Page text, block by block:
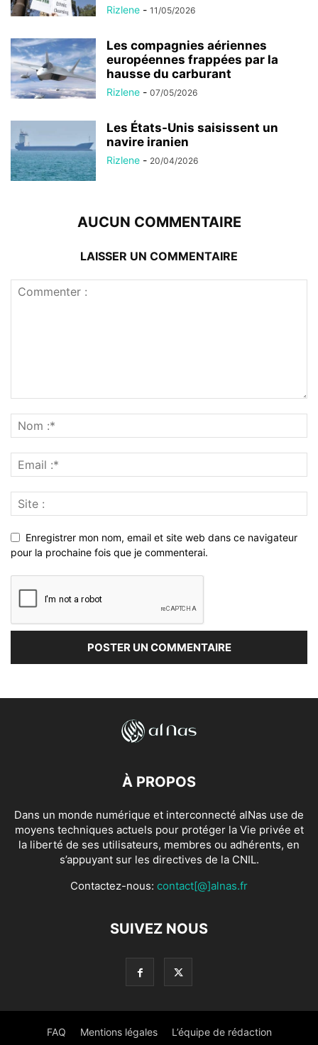
Rizlene - 11/05/2026
Les compagnies aériennes
européennes frappées par la
hausse du carburant
Rizlene - 07/05/2026
Les États-Unis saisissent un
navire iranien
Rizlene - 20/04/2026
AUCUN COMMENTAIRE
LAISSER UN COMMENTAIRE
Enregistrer mon nom, email et site web dans ce navigateur
pour la prochaine fois que je commenterai.
À PROPOS
Dans un monde numérique et interconnecté alNas use de
moyens techniques actuels pour protéger la Vie privée et
la liberté de ses utilisateurs, membres ou adhérents, en
s’appuyant sur les directives de la CNIL.
Contactez-nous: contact[@]alnas.fr
SUIVEZ NOUS
FAQ Mentions légales L’équipe de rédaction